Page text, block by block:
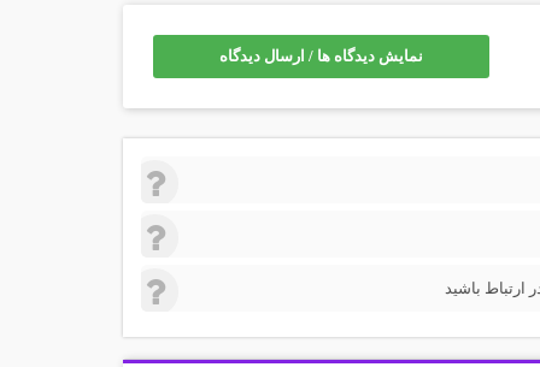
نمایش دیدگاه ها / ارسال دیدگاه
ارتباط باشید